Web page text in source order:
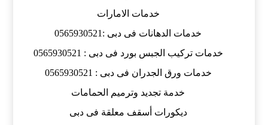
خدمات الامارات
خدمات الدهانات فى دبى :0565930521
خدمات تركيب الجبس بورد فى دبى : 0565930521
خدمات ورق الجدران فى دبى : 0565930521
خدمة تجديد وترميم الحمامات
ديكورات أسقف معلقة فى دبى